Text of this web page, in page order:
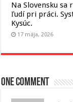
Na Slovensku sa
ľudí pri práci.
Kysúc.
17 mája, 2026
One comment